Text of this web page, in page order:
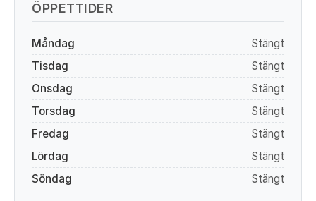
ÖPPETTIDER
Måndag
Stängt
Tisdag
Stängt
Onsdag
Stängt
Torsdag
Stängt
Fredag
Stängt
Lördag
Stängt
Söndag
Stängt